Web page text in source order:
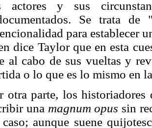
actores y sus
Se trata
para establecer
dice Taylor que en esta
al cabo de sus vueltas y
o lo que es lo mismo en
otra parte, los
una magnum opus sin
caso; aunque suene